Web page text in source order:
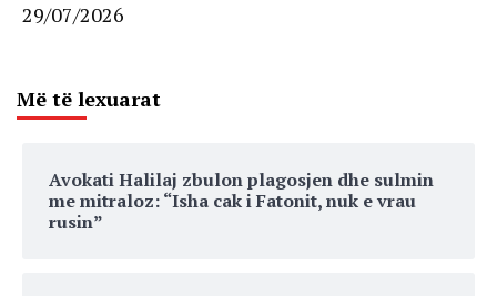
29/07/2026
Më të lexuarat
Avokati Halilaj zbulon plagosjen dhe sulmin
me mitraloz: “Isha cak i Fatonit, nuk e vrau
rusin”